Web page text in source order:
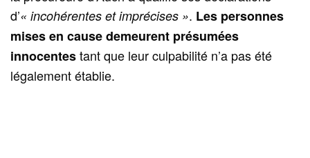
d’« incohérentes et imprécises ». Les personnes
mises en cause demeurent présumées
innocentestant que leur culpabilité n’a pas été
légalement établie.